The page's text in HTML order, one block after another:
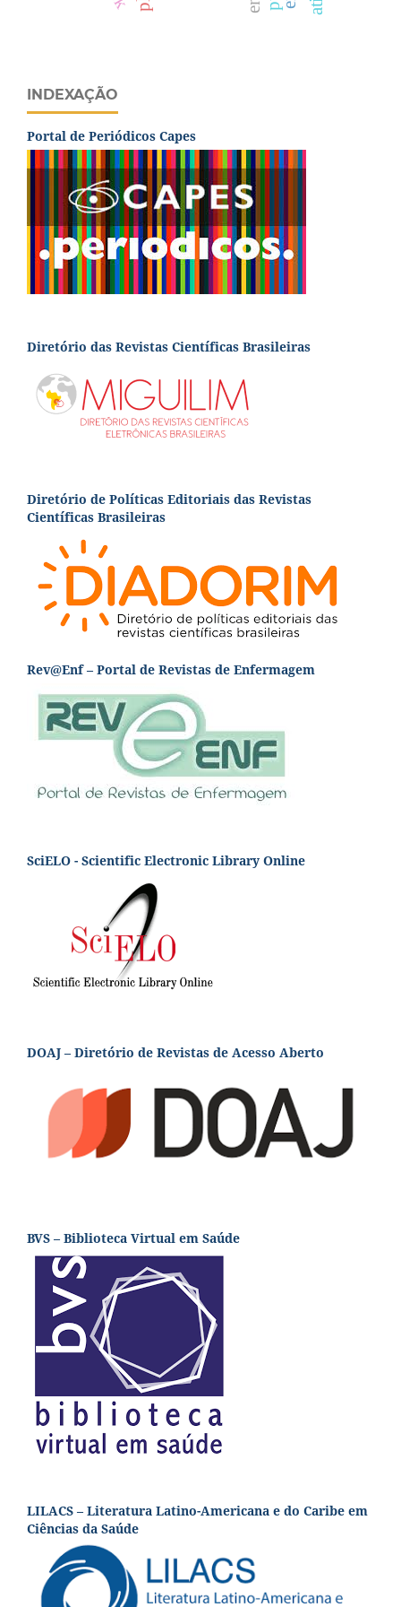
INDEXAÇÃO
Portal de Periódicos Capes
Diretório das Revistas Científicas Brasileiras
Diretório de Políticas Editoriais das Revistas
Científicas Brasileiras
Rev@Enf – Portal de Revistas de Enfermagem
SciELO - Scientific Electronic Library Online
DOAJ – Diretório de Revistas de Acesso Aberto
BVS – Biblioteca Virtual em Saúde
LILACS – Literatura Latino-Americana e do Caribe em
Ciências da Saúde